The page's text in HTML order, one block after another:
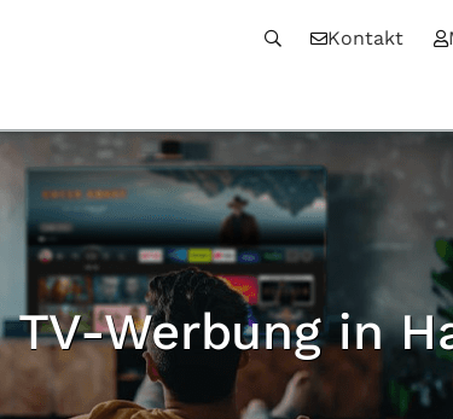
Kontakt
TV-Werbung in